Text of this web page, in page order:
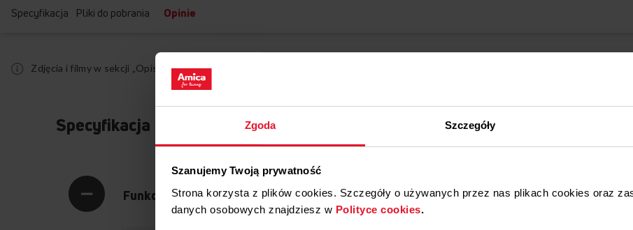
Zgoda Szczegóły
Szanujemy Twoją prywatność
Strona korzysta z plików cookies. Szczegóły o używanych przez nas plikach cookies oraz
danych osobowych znajdziesz w Polityce cookies.
EBF7551 (kod:
ZEN BLACK_BIRCH
Specyfikacja Pliki do pobrania Opinie
Zdjęcia i filmy w sekcji „Opis produktu” mają charakter poglądowy i mogą nie przedstawiać dokładnie tego modelu produktu.
Rozwiń pełny opis
Specyfikacja
Funkcjonalność